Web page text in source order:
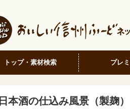
トップ・素材検索 プレ
日本酒の仕込み風景（製麹）